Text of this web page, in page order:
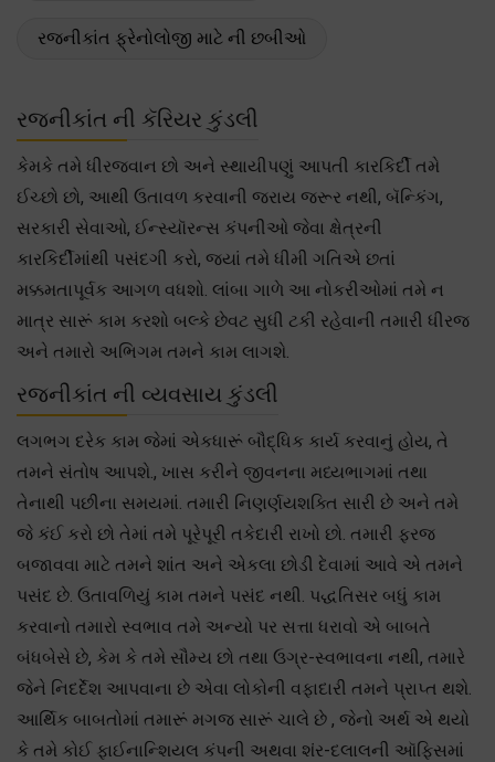
રજનીકાંત ફ્રેનોલોજી માટે ની છબીઓ
રજનીકાંત ની કૅરિયર કુંડલી
કેમકે તમે ધીરજવાન છો અને સ્થાયીપણું આપતી કારકિર્દી તમે
ઈચ્છો છો, આથી ઉતાવળ કરવાની જરાય જરૂર નથી, બૅન્કિંગ,
સરકારી સેવાઓ, ઈન્સ્યૉરન્સ કંપનીઓ જેવા ક્ષેત્રની
કારકિર્દીમાંથી પસંદગી કરો, જ્યાં તમે ધીમી ગતિએ છતાં
મક્કમતાપૂર્વક આગળ વધશો. લાંબા ગાળે આ નોકરીઓમાં તમે ન
માત્ર સારૂં કામ કરશો બલ્કે છેવટ સુધી ટકી રહેવાની તમારી ધીરજ
અને તમારો અભિગમ તમને કામ લાગશે.
રજનીકાંત ની વ્યવસાય કુંડલી
લગભગ દરેક કામ જેમાં એકધારૂં બૌદ્ધિક કાર્ય કરવાનું હોય, તે
તમને સંતોષ આપશે., ખાસ કરીને જીવનના મધ્યભાગમાં તથા
તેનાથી પછીના સમયમાં. તમારી નિણર્ણયશક્તિ સારી છે અને તમે
જે કંઈ કરો છો તેમાં તમે પૂરેપૂરી તકેદારી રાખો છો. તમારી ફરજ
બજાવવા માટે તમને શાંત અને એકલા છોડી દેવામાં આવે એ તમને
પસંદ છે. ઉતાવળિયું કામ તમને પસંદ નથી. પદ્ધતિસર બધું કામ
કરવાનો તમારો સ્વભાવ તમે અન્યો પર સત્તા ધરાવો એ બાબતે
બંધબેસે છે, કેમ કે તમે સૌમ્ય છો તથા ઉગ્ર-સ્વભાવના નથી, તમારે
જેને નિદર્દેશ આપવાના છે એવા લોકોની વફાદારી તમને પ્રાપ્ત થશે.
આર્થિક બાબતોમાં તમારૂં મગજ સારૂં ચાલે છે , જેનો અર્થ એ થયો
કે તમે કોઈ ફાઈનાન્શિયલ કંપની અથવા શંર-દલાલની ઑફિસમાં